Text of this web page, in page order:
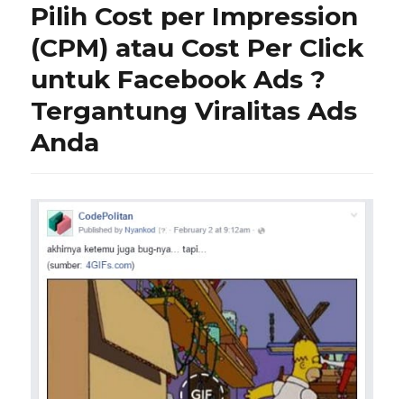
Pilih Cost per Impression
(CPM) atau Cost Per Click
untuk Facebook Ads ?
Tergantung Viralitas Ads
Anda